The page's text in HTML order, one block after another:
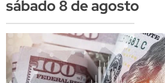
sábado 8 de agosto